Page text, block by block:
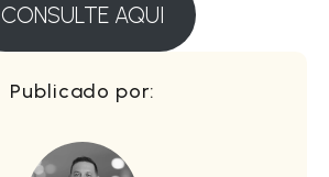
CONSULTE AQUI
Publicado por: